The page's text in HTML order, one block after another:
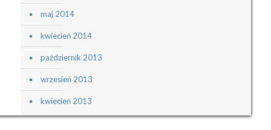
maj 2014
kwiecień 2014
październik 2013
wrzesień 2013
kwiecień 2013